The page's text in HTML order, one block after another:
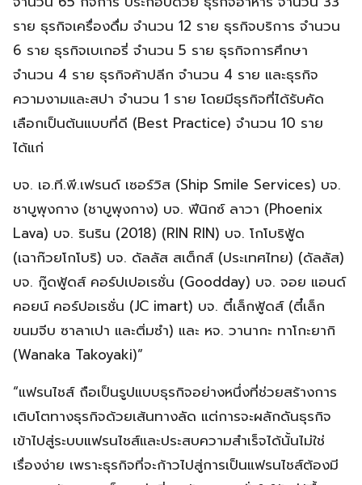
ราย ธุรกิจเครื่องดื่ม จำนวน 12 ราย ธุรกิจบริการ จำนวน
6 ราย ธุรกิจเบเกอรี่ จำนวน 5 ราย ธุรกิจการศึกษา
จำนวน 4 ราย ธุรกิจค้าปลีก จำนวน 4 ราย และธุรกิจ
ความงามและสปา จำนวน 1 ราย โดยมีธุรกิจที่ได้รับคัด
เลือกเป็นต้นแบบที่ดี (Best Practice) จำนวน 10 ราย
ได้แก่
บจ. เอ.ที.พี.เฟรนด์ เซอร์วิส (Ship Smile Services) บจ.
ชาบูพุงกาง (ชาบูพุงกาง) บจ. ฟีนิกซ์ ลาวา (Phoenix
Lava) บจ. รินริน (2018) (RIN RIN) บจ. โกโบริฟู้ด
(เฉาก๊วยโกโบริ) บจ. ดัลลัส สเต็กส์ (ประเทศไทย) (ดัลลัส)
บจ. กู๊ดฟู้ดส์ คอร์ปเปอเรชั่น (Goodday) บจ. จอย แอนด์
คอยน์ คอร์ปอเรชั่น (JC imart) บจ. ตี๋เล็กฟู้ดส์ (ตี๋เล็ก
ขนมจีบ ซาลาเปา และติ่มซำ) และ หจ. วานากะ ทาโกะยากิ
(Wanaka Takoyaki)”
“แฟรนไชส์ ถือเป็นรูปแบบธุรกิจอย่างหนึ่งที่ช่วยสร้างการ
เติบโตทางธุรกิจด้วยเส้นทางลัด แต่การจะผลักดันธุรกิจ
เข้าไปสู่ระบบแฟรนไชส์และประสบความสำเร็จได้นั้นไม่ใช่
เรื่องง่าย เพราะธุรกิจที่จะก้าวไปสู่การเป็นแฟรนไชส์ต้องมี